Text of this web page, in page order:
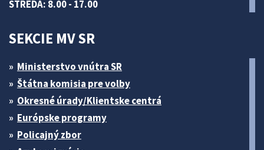
STREDA: 8.00 - 17.00
SEKCIE MV SR
Ministerstvo vnútra SR
Štátna komisia pre volby
Okresné úrady/Klientske centrá
Európske programy
Policajný zbor